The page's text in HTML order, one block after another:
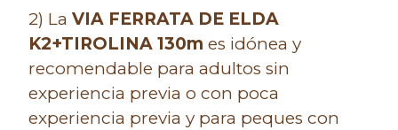
2) LaVIA FERRATA DE ELDA
K2+TIROLINA 130mes idónea y
recomendable para adultos sin
experiencia previa o con poca
experiencia previa y para peques con